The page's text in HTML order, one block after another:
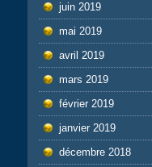
juin 2019
mai 2019
avril 2019
mars 2019
février 2019
janvier 2019
décembre 2018